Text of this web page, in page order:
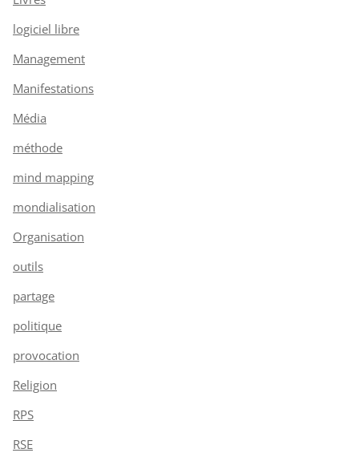
logiciel libre
Management
Manifestations
Média
méthode
mind mapping
mondialisation
Organisation
outils
partage
politique
provocation
Religion
RPS
RSE